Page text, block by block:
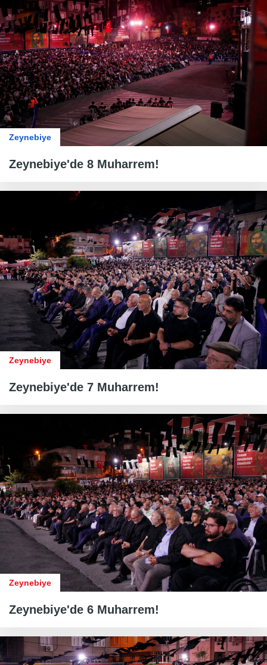
Zeynebiye
Zeynebiye'de 8 Muharrem!
Zeynebiye
Zeynebiye'de 7 Muharrem!
Zeynebiye
Zeynebiye'de 6 Muharrem!